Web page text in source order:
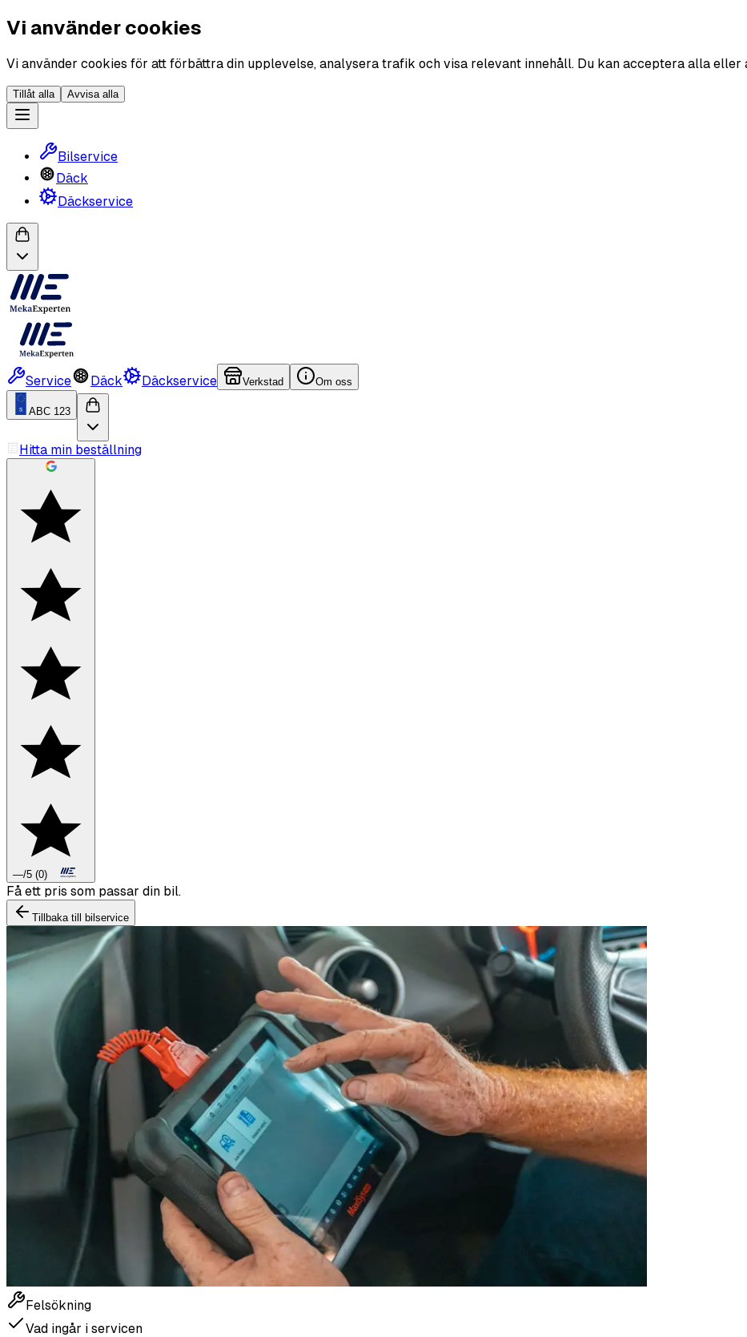
Vi använder cookies
Vi använder cookies för att förbättra din upplevelse, analysera trafik och visa relevant innehåll. Du kan acceptera alla eller
Tillåt alla Avvisa alla
Bilservice
Däck
Däckservice
Service Däck Däckservice Verkstad Om oss
ABC 123
Hitta min beställning
—/5 (0)
Boka däckbyte eller montering inför vintern.
Tillbaka till bilservice
Felsökning
Vad ingår i servicen